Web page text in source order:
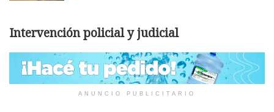
Intervención policial y judicial
ANUNCIO PUBLICITARIO